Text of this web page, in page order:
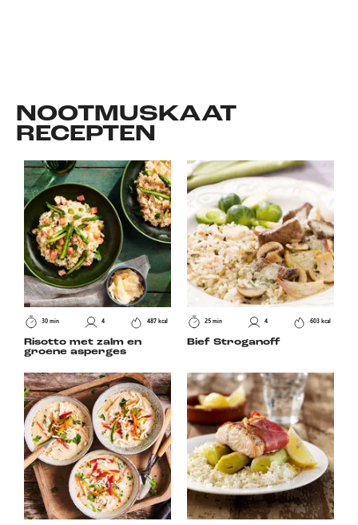
NOOTMUSKAAT
RECEPTEN
30 min 4 487 kcal
Risotto met zalm en
groene asperges
25 min 4 603 kcal
Bief Stroganoff